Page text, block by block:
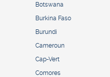
Botswana
Burkina Faso
Burundi
Cameroun
Cap-Vert
Comores